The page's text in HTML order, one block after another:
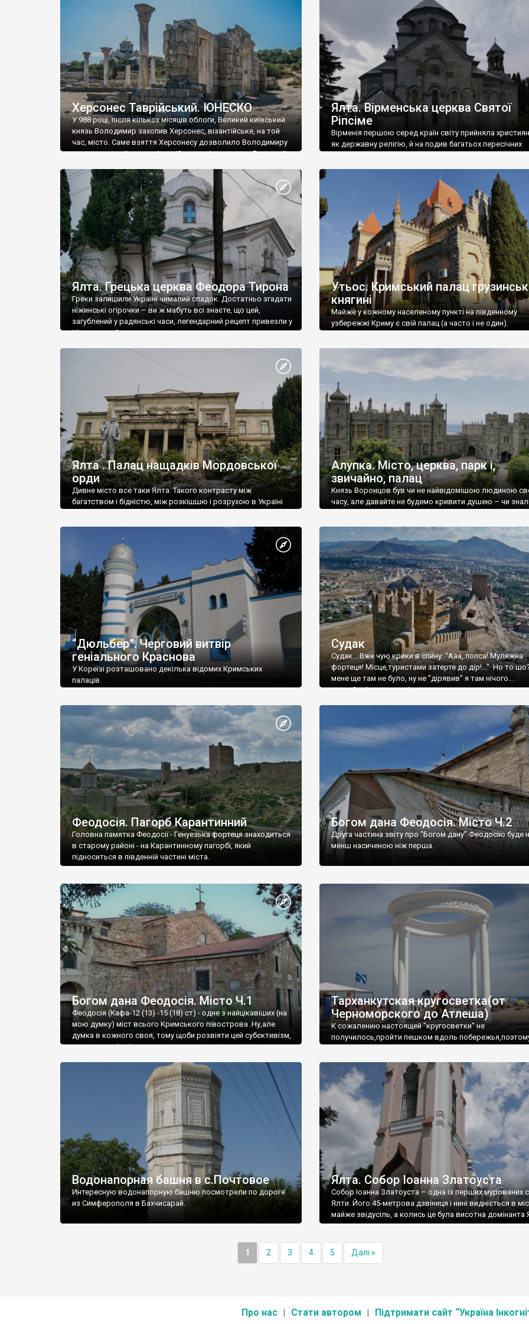
візантійської доби. Раритети викрадені з фондів об’єкту
культурної спадщини ЮНЕСКО «Херсонеса Таврійського».
Офіційно – на виставку «Золото Візантії», але експерти та
влада в Україні вважають це лише […]
називаються «повстяками» (postaki)…” “Вино. Крим
виробляє відмінне вино і його вдосталь: воно все
легке біле і дуже […]
Херсонес Таврійський. ЮНЕСКО
У 988 році, після кількох місяців облоги, Великий київський
князь Володимир захопив Херсонес, візантійське, на той
час, місто. Саме взяття Херсонесу дозволило Володимиру
диктувати свої умови візантійському імператору Василю ІІ,
Херсонесі Володимир-язичник, став Василем-
християнином. А потім було Хрещення Русі. На честь
Херсонесу Таврійського названо місто […]
Ялта. Вірменська церква Святої
Ріпсіме
Вірменія першою серед країн світу прийняла
як державну релігію, й на подив багатьох пересічних
Ялта. Грецька церква Феодора Тирона
Греки залишили Україні чималий спадок. Достатньо згадати
ніжинські огірочки – ви ж мабуть всі знаєте, що цей,
загублений у радянські часи, легендарний рецепт привезли у
Ніжин греки?
Утьос. Кримський палац
княгині
Майже у кожному населеному пункті на південному
узбережжі Криму є свій палац (а часто і не один).
Ялта . Палац нащадків Мордовської
орди
Дивне місто все таки Ялта. Такого контрасту між
багатством і бідністю, між розкішшю і розрухою в Україні
Алупка. Місто, церква, парк і,
звичайно, палац
Князь Воронцов був чи не найвідомішою людиною
часу, але давайте не будемо кривити душею – чи
“Дюльбер”. Черговий витвір
геніального Краснова
У Кореїзі розташовано декілька відомих Кримських
палаців.
Судак
Судак... Вже чую крики в спину: "Ааа, попса! Муляжна
фортеця! Місце,туристами затерте до дір!..." Но то
мене ще там не було, ну не "дірявив" я там нічого...
принаймні до цього літа.
Феодосія. Пагорб Карантинний
Головна памятка Феодосії - Генуезька фортеця знаходиться
в старому районі - на Карантинному пагорбі, який
підноситься в південній частині міста.
Богом дана Феодосія. Місто Ч.2
Друга частина звіту про "Богом дану" Феодосію буде
менш насиченою ніж перша.
Богом дана Феодосія. Місто Ч.1
Феодосія (Кафа-12 (13) -15 (18) ст) - одне з найцікавіших (на
мою думку) міст всього Кримського півострова .Ну,але
думка в кожного своя, тому щоби розвіяти цей субєктивізм,
запрошую відвідати це
Тарханкутская кругосветка(от
Черноморского до Атлеша)
К сожалению настоящей "кругосветки" не
получилось,пройти пешком вдоль
Водонапорная башня в с.Почтовое
Интересную водонапорную башню посмотрели по дороге
из Симферополя в Бахчисарай.
Ялта. Собор Іоанна Златоуста
Собор Іоанна Златоуста – одна із перших мурованих
Ялти. Його 45-метрова дзвіниця і нині видніється в
майже звідусіль, а колись це була висотна домінанта
1 2 3 4 5 Далі »
Про нас Стати автором Підтримати сайт “Україна